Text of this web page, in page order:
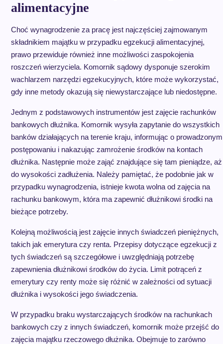
alimentacyjne
Choć wynagrodzenie za pracę jest najczęściej zajmowanym
składnikiem majątku w przypadku egzekucji alimentacyjnej,
prawo przewiduje również inne możliwości zaspokojenia
roszczeń wierzyciela. Komornik sądowy dysponuje szerokim
wachlarzem narzędzi egzekucyjnych, które może wykorzystać,
gdy inne metody okazują się niewystarczające lub niedostępne.
Jednym z podstawowych instrumentów jest zajęcie rachunków
bankowych dłużnika. Komornik wysyła zapytanie do wszystkich
banków działających na terenie kraju, informując o prowadzonym
postępowaniu i nakazując zamrożenie środków na kontach
dłużnika. Następnie może zająć znajdujące się tam pieniądze, aż
do wysokości zadłużenia. Należy pamiętać, że podobnie jak w
przypadku wynagrodzenia, istnieje kwota wolna od zajęcia na
rachunku bankowym, która ma zapewnić dłużnikowi środki na
bieżące potrzeby.
Kolejną możliwością jest zajęcie innych świadczeń pieniężnych,
takich jak emerytura czy renta. Przepisy dotyczące egzekucji z
tych świadczeń są szczegółowe i uwzględniają potrzebę
zapewnienia dłużnikowi środków do życia. Limit potrąceń z
emerytury czy renty może się różnić w zależności od sytuacji
dłużnika i wysokości jego świadczenia.
W przypadku braku wystarczających środków na rachunkach
bankowych czy z innych świadczeń, komornik może przejść do
zajęcia majątku rzeczowego dłużnika. Obejmuje to zarówno